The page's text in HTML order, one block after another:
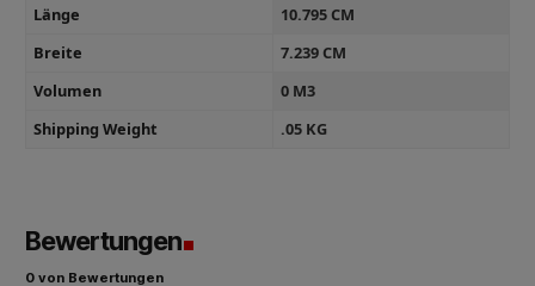
Länge
10.795 CM
Breite
7.239 CM
Volumen
0 M3
Shipping Weight
.05 KG
Bewertungen
0 von Bewertungen